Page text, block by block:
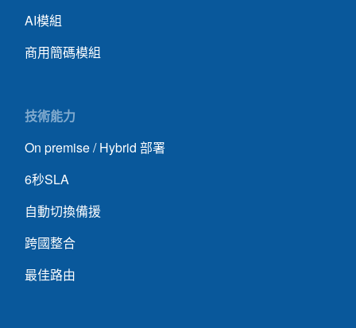
AI模組
商用簡碼模組
技術能力
On premise / Hybrid 部署
6秒SLA
自動切換備援
跨國整合
最佳路由